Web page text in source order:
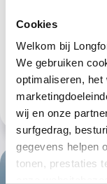
Cookies
Welkom bij
We gebruiken
optimaliseren, het
wij en onze
surfgedrag,
gegevens helpen
tonen, prestaties
kunt hebben in
aantal dingen
Lees verder